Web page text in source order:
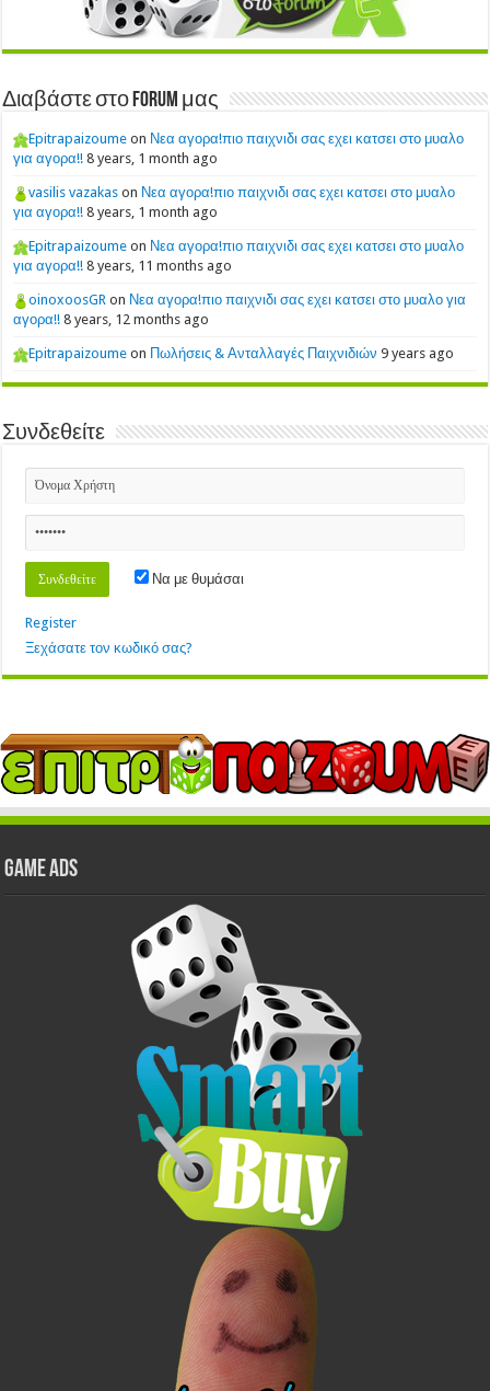
Διαβάστε στο Forum μας
Epitrapaizoume on Νεα αγορα!πιο παιχνιδι σας εχει κατσει στο μυαλο
για αγορα!! 8 years, 1 month ago
vasilis vazakas on Νεα αγορα!πιο παιχνιδι σας εχει κατσει στο μυαλο
για αγορα!! 8 years, 1 month ago
Epitrapaizoume on Νεα αγορα!πιο παιχνιδι σας εχει κατσει στο μυαλο
για αγορα!! 8 years, 11 months ago
oinoxoosGR on Νεα αγορα!πιο παιχνιδι σας εχει κατσει στο μυαλο για
αγορα!! 8 years, 12 months ago
Epitrapaizoume on Πωλήσεις & Ανταλλαγές Παιχνιδιών 9 years ago
Συνδεθείτε
Να με θυμάσαι
Register
Ξεχάσατε τον κωδικό σας?
GAME ADS